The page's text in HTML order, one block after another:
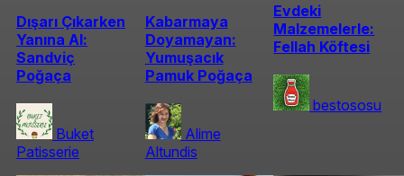
Dışarı Çıkarken
Yanına Al:
Sandviç
Poğaça
Buket
Patisserie
Kabarmaya
Doyamayan:
Yumuşacık
Pamuk Poğaça
Alime
Altundis
Evdeki
Malzemelerle:
Fellah Köftesi
bestososu